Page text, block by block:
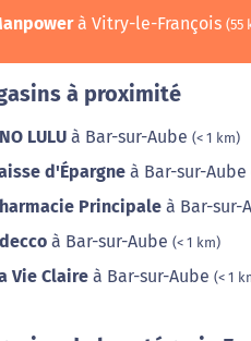
à Vitry-le-François (55
à proximité
LULU à Bar-sur-Aube (< 1 km)
d'Épargne à Bar-sur-Aube
Principale à Bar-sur-
à Bar-sur-Aube (< 1 km)
Vie Claire à Bar-sur-Aube (< 1